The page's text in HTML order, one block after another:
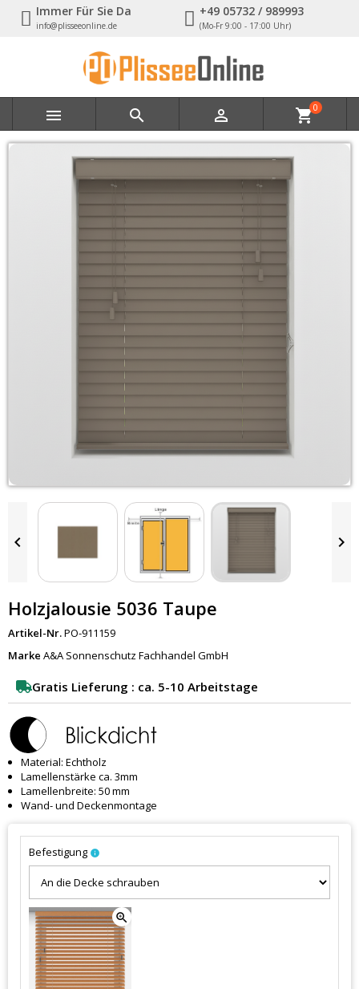
Immer Für Sie Da
info@plisseeonline.de
+49 05732 / 989993
(Mo-Fr 9:00 - 17:00 Uhr)
   shopping_cart0
 
Holzjalousie 5036 Taupe
Artikel-Nr.PO-911159
Marke A&A Sonnenschutz Fachhandel GmbH
Gratis Lieferung : ca. 5-10 Arbeitstage
Material: Echtholz
Lamellenstärke ca. 3mm
Lamellenbreite: 50 mm
Wand- und Deckenmontage
Befestigung info
zoom_in